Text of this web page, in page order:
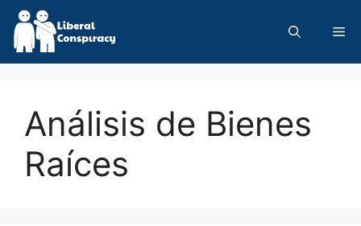
Skip
content
Análisis de Bienes
Raíces